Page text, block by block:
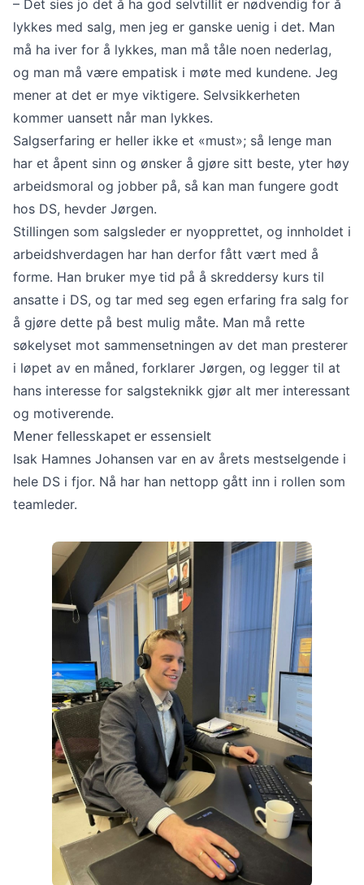
– Det sies jo det å ha god selvtillit er nødvendig for å
lykkes med salg, men jeg er ganske uenig i det. Man
må ha iver for å lykkes, man må tåle noen nederlag,
og man må være empatisk i møte med kundene. Jeg
mener at det er mye viktigere. Selvsikkerheten
kommer uansett når man lykkes.
Salgserfaring er heller ikke et «must»; så lenge man
har et åpent sinn og ønsker å gjøre sitt beste, yter høy
arbeidsmoral og jobber på, så kan man fungere godt
hos DS, hevder Jørgen.
Stillingen som salgsleder er nyopprettet, og innholdet i
arbeidshverdagen har han derfor fått vært med å
forme. Han bruker mye tid på å skreddersy kurs til
ansatte i DS, og tar med seg egen erfaring fra salg for
å gjøre dette på best mulig måte. Man må rette
søkelyset mot sammensetningen av det man presterer
i løpet av en måned, forklarer Jørgen, og legger til at
hans interesse for salgsteknikk gjør alt mer interessant
og motiverende.
Mener fellesskapet er essensielt
Isak Hamnes Johansen var en av årets mestselgende i
hele DS i fjor. Nå har han nettopp gått inn i rollen som
teamleder.